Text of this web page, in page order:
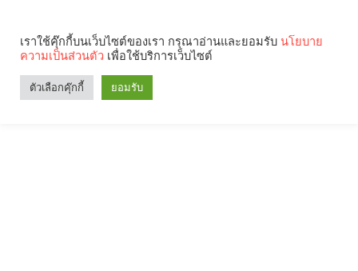
เราใช้คุ๊กกี้บนเว็บไซต์ของเรา กรุณาอ่านและยอมรับ นโยบาย
ความเป็นส่วนตัว เพื่อใช้บริการเว็บไซต์
ตัวเลือกคุ๊กกี้ ยอมรับ